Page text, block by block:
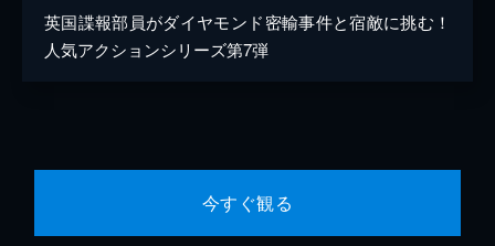
英国諜報部員がダイヤモンド密輸事件と宿敵に挑む！
人気アクションシリーズ第7弾
今すぐ観る